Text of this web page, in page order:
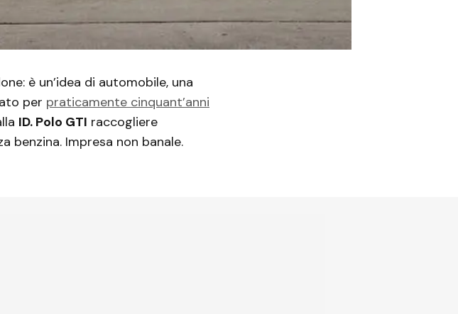
è un’idea di automobile, una
per praticamente cinquant’anni
ID. Polo GTI raccogliere
benzina. Impresa non banale.